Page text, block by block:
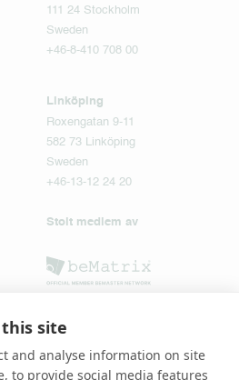
111 24 Stockholm
Sweden
+46-8-410 708 00
Linköping
Roxengatan 9-11
582 73 Linköping
Sweden
+46-13-12 24 20
Stolt medlem av
site
and analyse information on site
to provide social media features